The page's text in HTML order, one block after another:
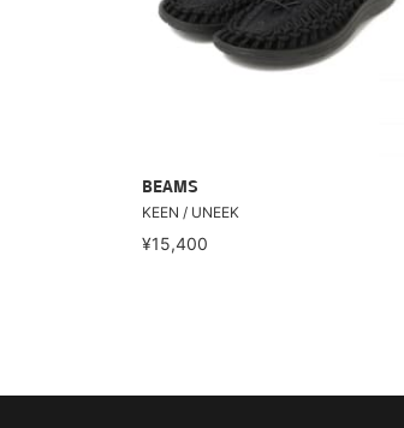
BEAMS
KEEN / UNEEK
¥15,400